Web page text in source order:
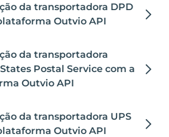
da transportadora DPD
Outvio API
da transportadora
Postal Service com a
Outvio API
da transportadora UPS
Outvio API